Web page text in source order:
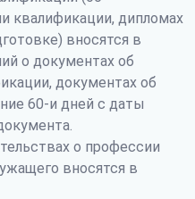
квалификации, дипломах
вносятся в
о документах об
документах об
60-и дней с даты
о профессии
вносятся в